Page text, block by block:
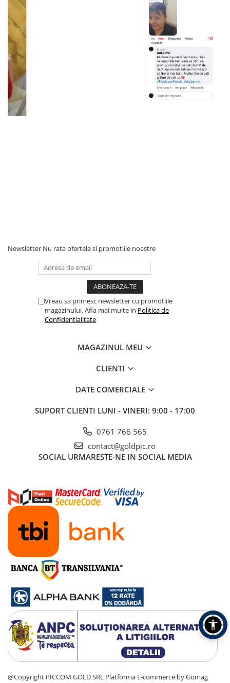
Newsletter Nu rata ofertele si promotiile noastre
Vreau sa primesc newsletter cu promotiile
magazinului. Afla mai multe in Politica de
Confidentialitate
MAGAZINUL MEU
CLIENTI
DATE COMERCIALE
SUPORT CLIENTI LUNI - VINERI: 9:00 - 17:00
0761 766 565
contact@goldpic.ro
SOCIAL URMARESTE-NE IN SOCIAL MEDIA
@Copyright PICCOM GOLD SRL Platforma E-commerce by Gomag